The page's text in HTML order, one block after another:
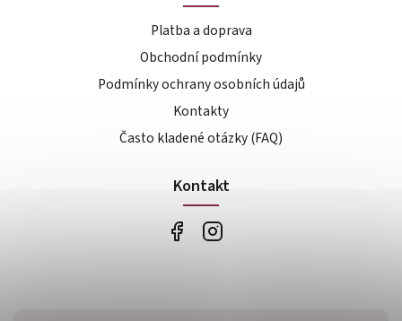
Platba a doprava
Obchodní podmínky
Podmínky ochrany osobních údajů
Kontakty
Často kladené otázky (FAQ)
Kontakt